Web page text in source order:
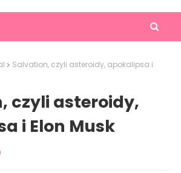
Salvation, czyli asteroidy, apokalipsa i
czyli asteroidy,
i Elon Musk